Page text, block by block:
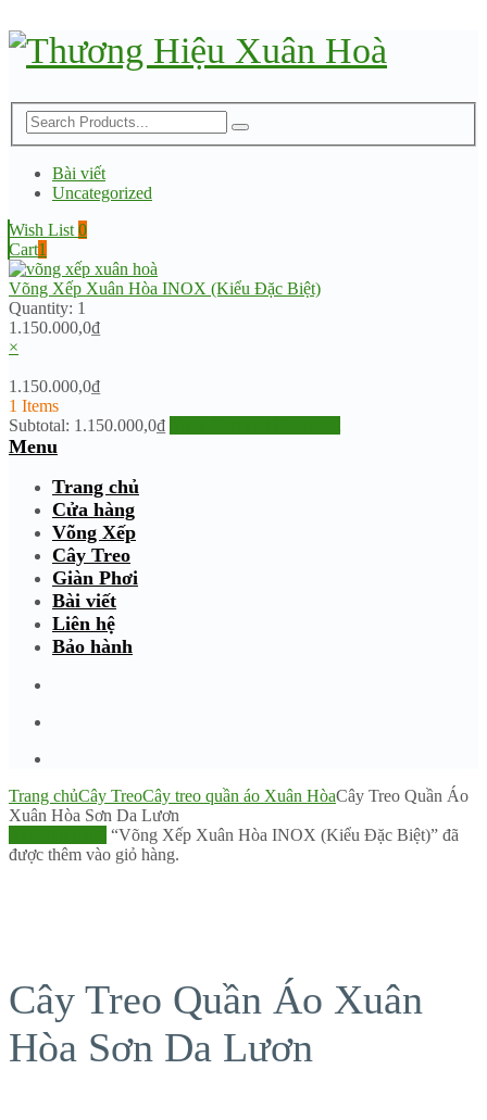
Bài viết
Uncategorized
Wish List 0
Cart1
Võng Xếp Xuân Hòa INOX (Kiểu Đặc Biệt)
Quantity: 1
1.150.000,0₫
×
1.150.000,0₫
1 Items
Subtotal: 1.150.000,0₫
Menu
Trang chủ
Cửa hàng
Võng Xếp
Cây Treo
Giàn Phơi
Bài viết
Liên hệ
Bảo hành
Trang chủCây TreoCây treo quần áo Xuân HòaCây Treo Quần Áo
Xuân Hòa Sơn Da Lươn
“Võng Xếp Xuân Hòa INOX (Kiểu Đặc Biệt)” đã
được thêm vào giỏ hàng.
Cây Treo Quần Áo Xuân
Hòa Sơn Da Lươn